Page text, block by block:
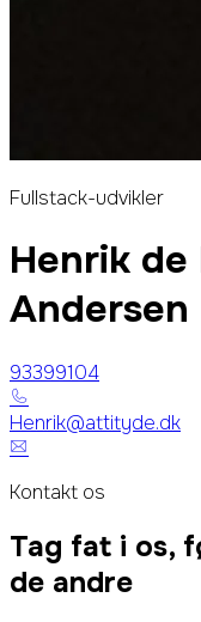
Fullstack-udvikler
Henrik
Andersen
93399104
Henrik@attityde.dk
Kontakt os
Tag fat i os,
de andre